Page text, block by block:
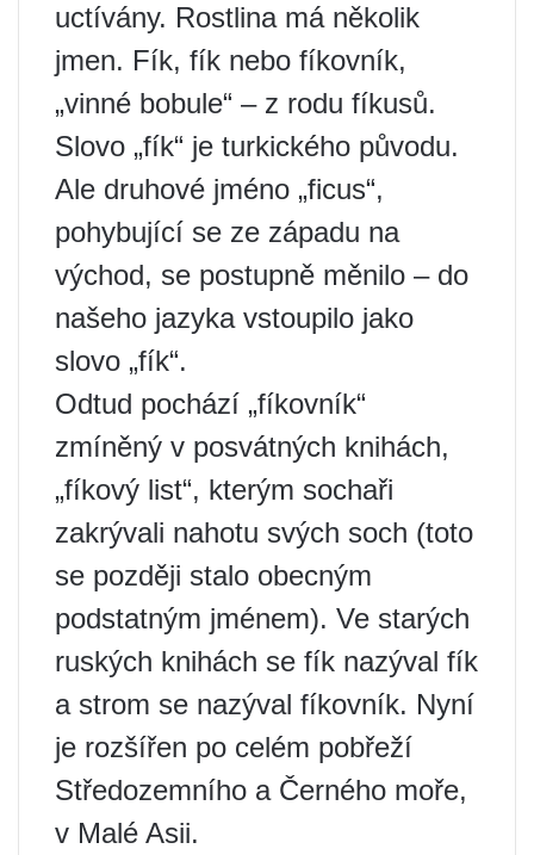
uctívány. Rostlina má několik
jmen. Fík, fík nebo fíkovník,
„vinné bobule“ – z rodu fíkusů.
Slovo „fík“ je turkického původu.
Ale druhové jméno „ficus“,
pohybující se ze západu na
východ, se postupně měnilo – do
našeho jazyka vstoupilo jako
slovo „fík“.
Odtud pochází „fíkovník“
zmíněný v posvátných knihách,
„fíkový list“, kterým sochaři
zakrývali nahotu svých soch (toto
se později stalo obecným
podstatným jménem). Ve starých
ruských knihách se fík nazýval fík
a strom se nazýval fíkovník. Nyní
je rozšířen po celém pobřeží
Středozemního a Černého moře,
v Malé Asii.